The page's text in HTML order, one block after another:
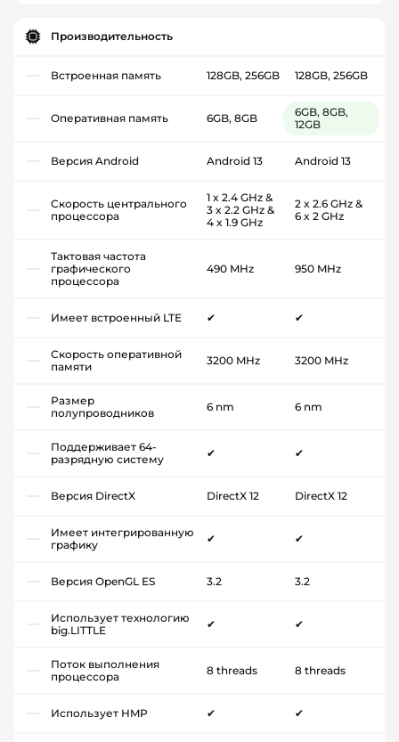
Производительность
Встроенная память 128GB, 256GB 128GB, 256GB
Оперативная память 6GB, 8GB
6GB, 8GB,
12GB
Версия Android Android 13 Android 13
Скорость центрального
процессора
1 x 2.4 GHz &
3 x 2.2 GHz &
4 x 1.9 GHz
2 x 2.6 GHz &
6 x 2 GHz
Тактовая частота
графического
процессора
490 MHz 950 MHz
Имеет встроенный LTE ✔ ✔
Скорость оперативной
памяти
3200 MHz 3200 MHz
Размер
полупроводников
6 nm 6 nm
Поддерживает 64-
разрядную систему
✔ ✔
Версия DirectX DirectX 12 DirectX 12
Имеет интегрированную
графику
✔ ✔
Версия OpenGL ES 3.2 3.2
Использует технологию
big.LITTLE
✔ ✔
Поток выполнения
процессора
8 threads 8 threads
Использует HMP ✔ ✔